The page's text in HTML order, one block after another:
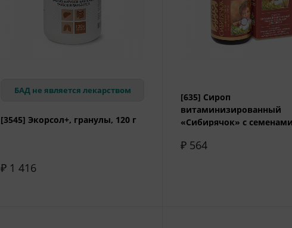
БАД не является лекарством
[3545] Экорсол+, гранулы, 120 г
₽ 1 416
[635] Сироп
витаминизированный
«Сибирячок» с семенами
мл
₽ 564